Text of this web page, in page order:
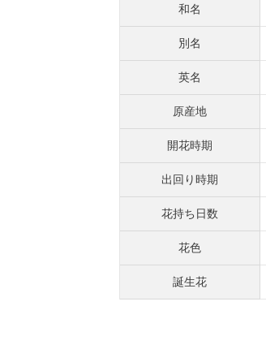
和名
別名
英名
原産地
開花時期
出回り時期
花持ち日数
花色
誕生花